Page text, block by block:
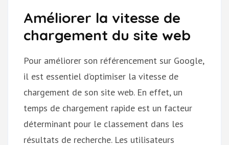
Améliorer la vitesse de
chargement du site web
Pour améliorer son référencement sur Google,
il est essentiel d’optimiser la vitesse de
chargement de son site web. En effet, un
temps de chargement rapide est un facteur
déterminant pour le classement dans les
résultats de recherche. Les utilisateurs